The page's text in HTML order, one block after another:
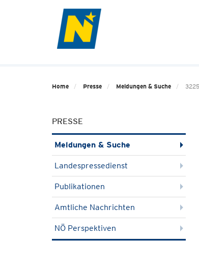
Home Presse Meldungen & Suche
PRESSE
Meldungen & Suche
Landespressedienst
Publikationen
Amtliche Nachrichten
NÖ Perspektiven